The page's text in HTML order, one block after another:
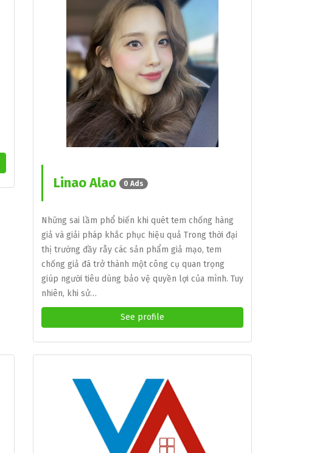
Linao Alao 0 Ads
Những sai lầm phổ biến khi quét tem chống hàng
giả và giải pháp khắc phục hiệu quả Trong thời đại
thị trường đầy rẫy các sản phẩm giả mạo, tem
chống giả đã trở thành một công cụ quan trọng
giúp người tiêu dùng bảo vệ quyền lợi của mình. Tuy
nhiên, khi sử…
See profile